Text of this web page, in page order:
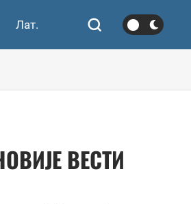
Лат.
ВЕСТИ